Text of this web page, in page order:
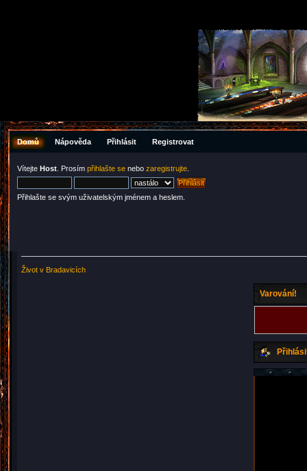
Domů Nápověda Přihlásit Registrovat
Vítejte Host . Prosím přihlašte se nebo zaregistrujte
Přihlašte se svým uživatelským jménem a heslem.
Život v Bradavicích
Varování!